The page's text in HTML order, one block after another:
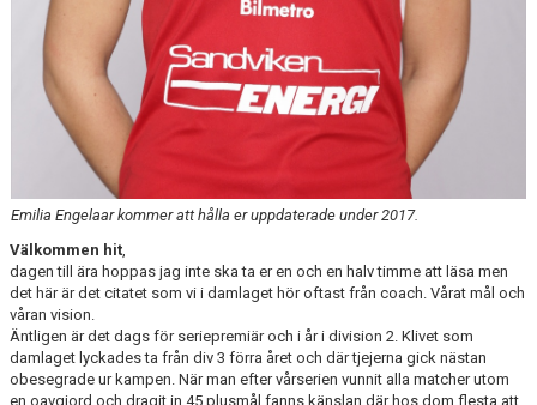
Emilia Engelaar kommer att hålla er uppdaterade under 2017.
Välkommen hit
dagen till ära hoppas jag inte ska ta er en och en halv timme att läsa men
det här är det citatet som vi i damlaget hör oftast från coach. Vårat mål och
våran vision.
Äntligen är det dags för seriepremiär och i år i division 2. Klivet som
damlaget lyckades ta från div 3 förra året och där tjejerna gick nästan
obesegrade ur kampen. När man efter vårserien vunnit alla matcher utom
en oavgjord och dragit in 45 plusmål fanns känslan där hos dom flesta att